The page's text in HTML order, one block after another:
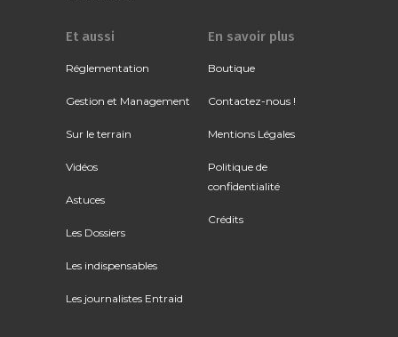
Et aussi
Réglementation
Gestion et Management
Sur le terrain
Vidéos
Astuces
Les Dossiers
Les indispensables
Les journalistes Entraid
En savoir plus
Boutique
Contactez-nous !
Mentions Légales
Politique de
confidentialité
Crédits